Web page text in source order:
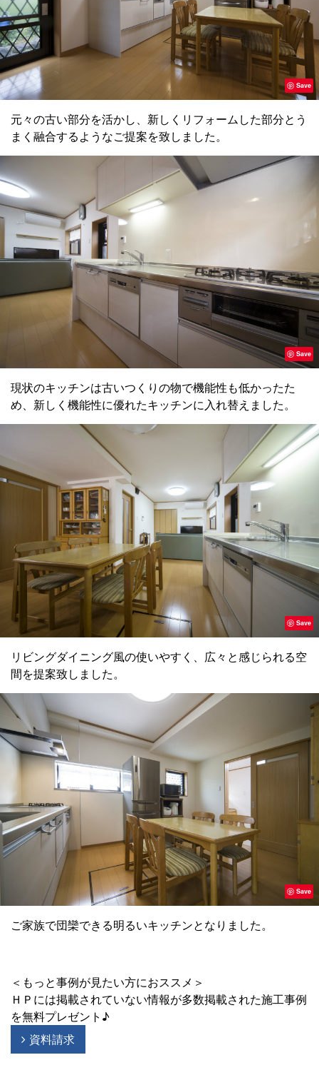
Save
元々の古い部分を活かし、新しくリフォームした部分とう
まく融合するようなご提案を致しました。
Save
現状のキッチンは古いつくりの物で機能性も低かったた
め、新しく機能性に優れたキッチンに入れ替えました。
Save
リビングダイニング風の使いやすく、広々と感じられる空
間を提案致しました。
Save
ご家族で団欒できる明るいキッチンとなりました。
＜もっと事例が見たい方におススメ＞
ＨＰには掲載されていない情報が多数掲載された施工事例
を無料プレゼント♪
資料請求